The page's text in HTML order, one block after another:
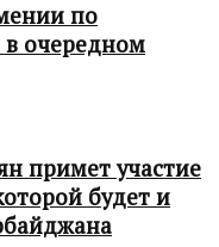
по
в очередном
примет участие
будет и